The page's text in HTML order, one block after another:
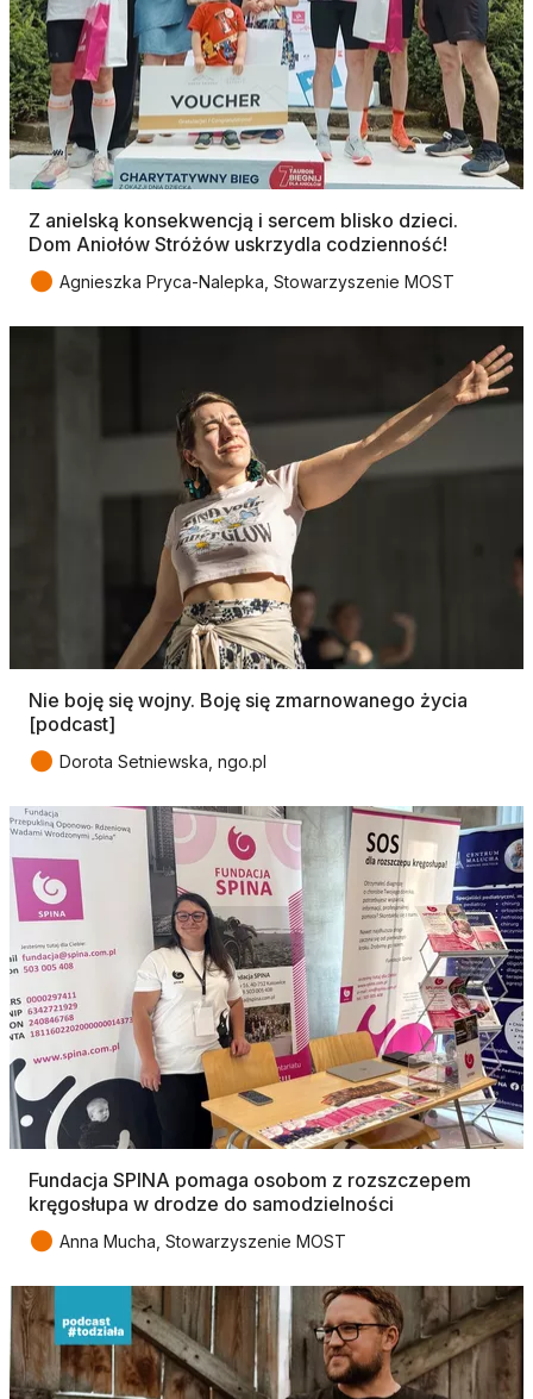
Z anielską konsekwencją i sercem blisko dzieci.
Dom Aniołów Stróżów uskrzydla codzienność!
● Agnieszka Pryca-Nalepka, Stowarzyszenie MOST
Nie boję się wojny. Boję się zmarnowanego życia
[podcast]
● Dorota Setniewska, ngo.pl
Fundacja SPINA pomaga osobom z rozszczepem
kręgosłupa w drodze do samodzielności
● Anna Mucha, Stowarzyszenie MOST